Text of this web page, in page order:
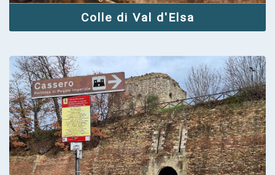
Colle di Val d'Elsa